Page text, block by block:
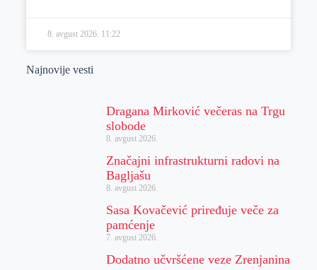
8. avgust 2026. 11:22
Najnovije vesti
Dragana Mirković večeras na Trgu
slobode
8. avgust 2026.
Značajni infrastrukturni radovi na
Bagljašu
8. avgust 2026.
Sasa Kovačević priređuje veče za
pamćenje
7. avgust 2026.
Dodatno učvršćene veze Zrenjanina